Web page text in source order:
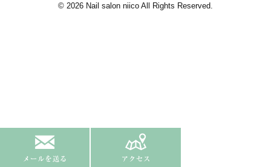
© 2026 Nail salon niico All Rights Reserved.